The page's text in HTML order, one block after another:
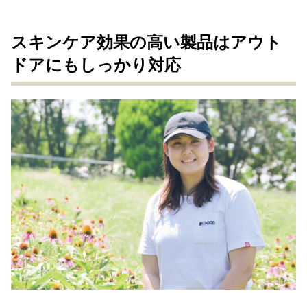
スキンケア効果の高い製品はアウト
ドアにもしっかり対応